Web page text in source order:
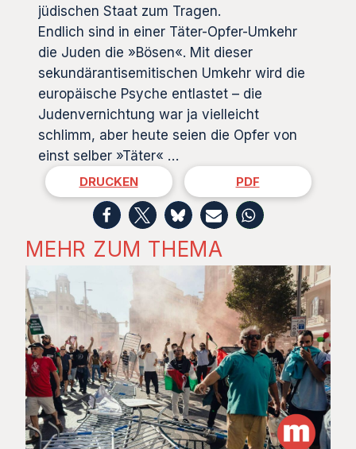
jüdischen Staat zum Tragen.
Endlich sind in einer Täter-Opfer-Umkehr
die Juden die »Bösen«. Mit dieser
sekundärantisemitischen Umkehr wird die
europäische Psyche entlastet – die
Judenvernichtung war ja vielleicht
schlimm, aber heute seien die Opfer von
einst selber »Täter« …
DRUCKEN PDF
MEHR ZUM THEMA